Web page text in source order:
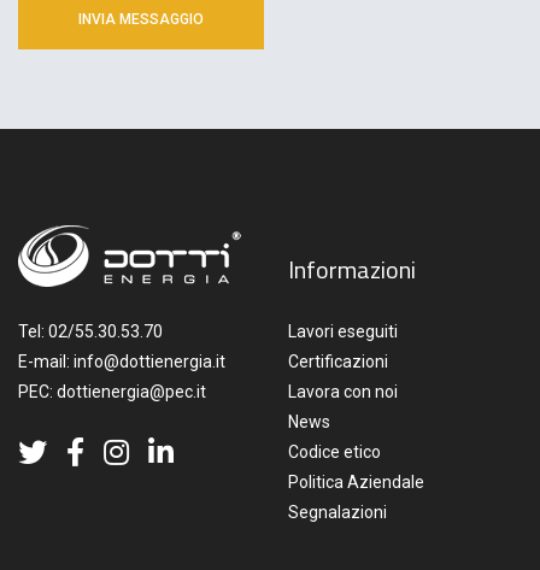
Tel: 02/55.30.53.70
E-mail: info@dottienergia.it
PEC: dottienergia@pec.it
Informazioni
Lavori eseguiti
Certificazioni
Lavora con noi
News
Codice etico
Politica Aziendale
Segnalazioni